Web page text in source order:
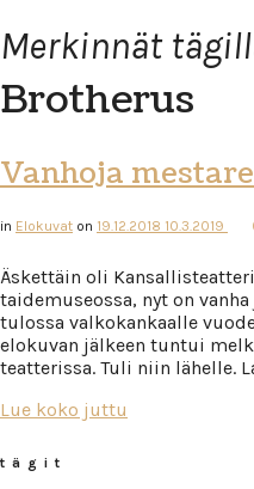
Merkinnät
Brotherus
Vanhoja
in Elokuvat on 19.12.2018 10.3.2019
Äskettäin oli
taidemuseossa, nyt on
tulossa valkokankaalle
elokuvan jälkeen tuntui
teatterissa. Tuli niin lähelle.
Lue koko juttu
tägit